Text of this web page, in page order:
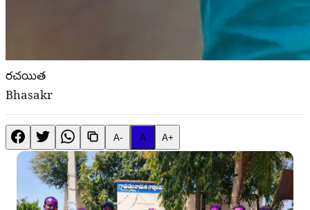
రచయిత
Bhasakr
A- A A+